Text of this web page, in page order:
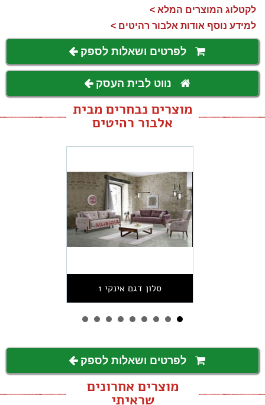
לקטלוג המוצרים המלא >
למידע נוסף אודות אלבור רהיטים >
לפרטים ושאלות לספק
נווט לבית העסק
מוצרים נבחרים מבית
אלבור רהיטים
סלון דגם אינקי 1
לפרטים ושאלות לספק
מוצרים אחרונים
שראיתי